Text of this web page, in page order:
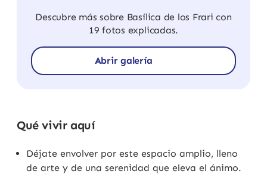
Descubre más sobre Basílica de los Frari con
19 fotos explicadas.
Abrir galería
Qué vivir aquí
Déjate envolver por este espacio amplio, lleno
de arte y de una serenidad que eleva el ánimo.